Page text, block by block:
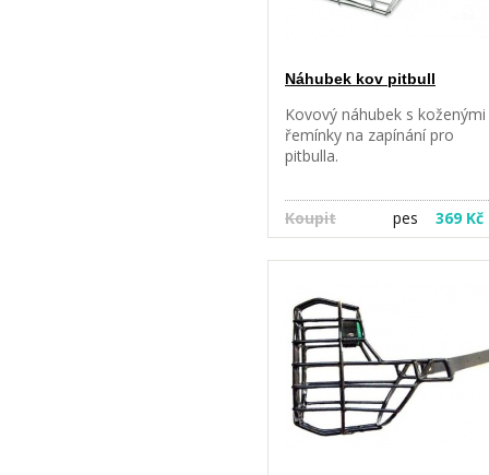
Náhubek kov pitbull
Kovový náhubek s koženými
řemínky na zapínání pro
pitbulla.
Koupit pes 369 Kč